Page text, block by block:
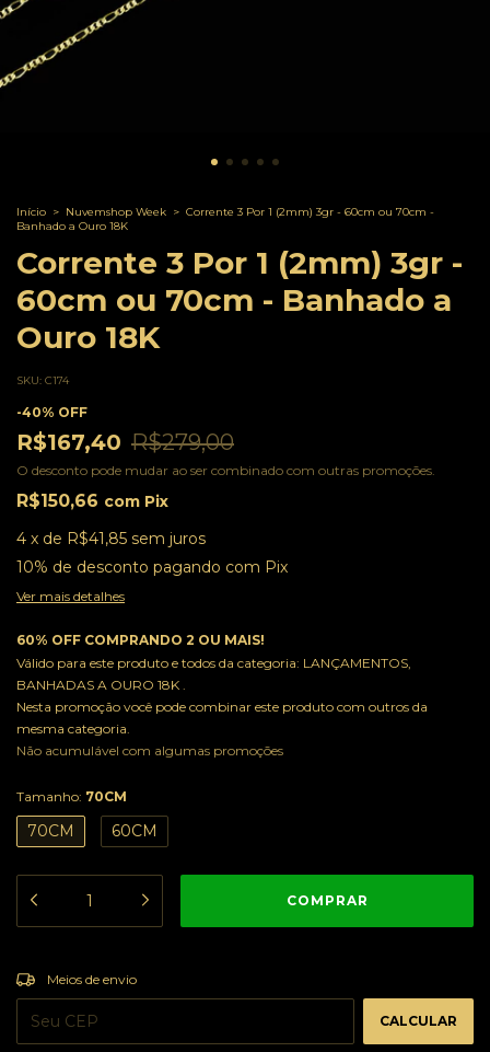
Início > Nuvemshop Week > Corrente 3 Por 1 (2mm) 3gr - 60cm ou 70cm -
Banhado a Ouro 18K
Corrente 3 Por 1 (2mm) 3gr -
60cm ou 70cm - Banhado a
Ouro 18K
SKU: C174
-40% OFF
R$167,40 R$279,00
O desconto pode mudar ao ser combinado com outras promoções.
R$150,66 com Pix
4 x de R$41,85 sem juros
10% de desconto pagando com Pix
Ver mais detalhes
60% OFF COMPRANDO 2 OU MAIS!
Válido para este produto e todos da categoria: LANÇAMENTOS,
BANHADAS A OURO 18K .
Nesta promoção você pode combinar este produto com outros da
mesma categoria.
Não acumulável com algumas promoções
Tamanho: 70CM
70CM 60CM
Entregas para o CEP:
Meios de envio
CALCULAR